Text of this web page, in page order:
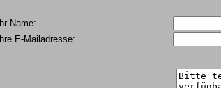
Ihr Name:
Ihre E-Mailadresse: